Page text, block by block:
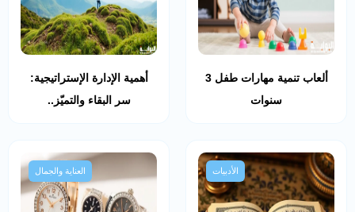
ألعاب تنمية مهارات طفل 3
سنوات
أهمية الإدارة الإستراتيجية:
سر البقاء والتميّز..
الأدبيات العناية والجمال